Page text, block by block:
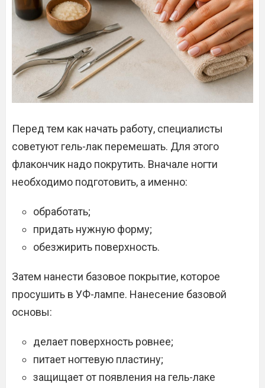
Перед тем как начать работу, специалисты
советуют гель-лак перемешать. Для этого
флакончик надо покрутить. Вначале ногти
необходимо подготовить, а именно:
обработать;
придать нужную форму;
обезжирить поверхность.
Затем нанести базовое покрытие, которое
просушить в УФ-лампе. Нанесение базовой
основы:
делает поверхность ровнее;
питает ногтевую пластину;
защищает от появления на гель-лаке